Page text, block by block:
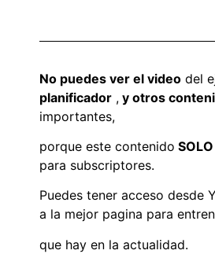
No puedes ver el video del
planificador , y otros
importantes,
porque este contenido SOLO
para subscriptores.
Puedes tener acceso desde
a la mejor pagina para
que hay en la actualidad.